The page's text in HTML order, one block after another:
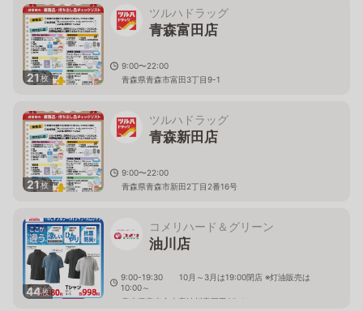
21枚
ツルハドラッグ
青森富田店
9:00〜22:00
青森県青森市富田3丁目9-1
21枚
ツルハドラッグ
青森新田店
9:00〜22:00
青森県青森市新田2丁目2番16号
44枚
コメリハード＆グリーン
油川店
9:00-19:30 10月～3月は19:00閉店 ※灯油販売は
10:00～
青森県青森市大字油川字岡田35-1